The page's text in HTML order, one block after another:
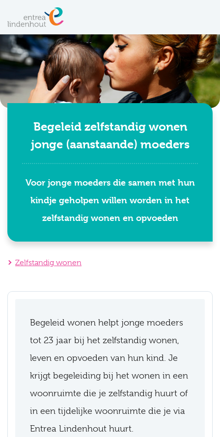
Begeleid zelfstandig wonen
jonge (aanstaande) moeders
Voor jonge moeders die samen met hun
kindje geholpen willen worden in het
zelfstandig wonen en opvoeden
Zelfstandig wonen
Begeleid wonen helpt jonge moeders
tot 23 jaar bij het zelfstandig wonen,
leven en opvoeden van hun kind. Je
krijgt begeleiding bij het wonen in een
woonruimte die je zelfstandig huurt of
in een tijdelijke woonruimte die je via
Entrea Lindenhout huurt.